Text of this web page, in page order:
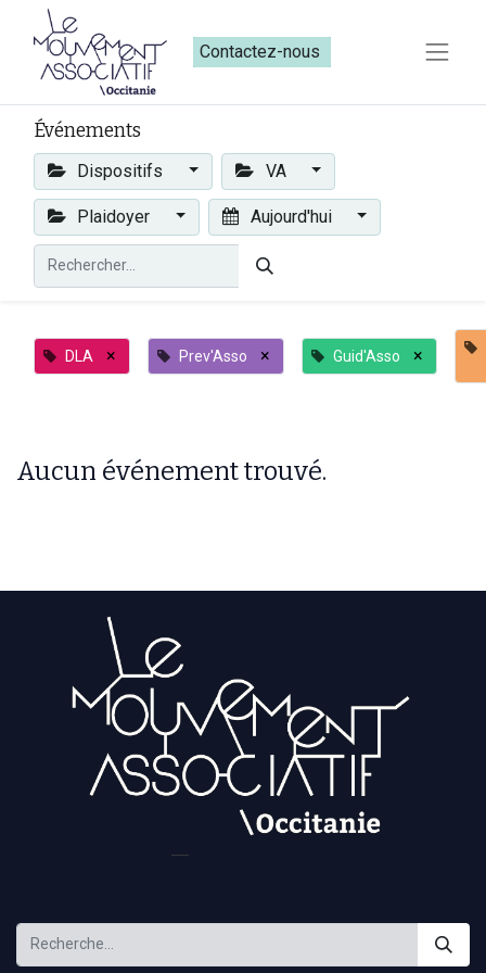
Contactez-nous​​
Événements
Dispositifs VA
Plaidoyer Aujourd'hui
DLA × Prev'Asso × Guid'Asso ×
Aucun événement trouvé.